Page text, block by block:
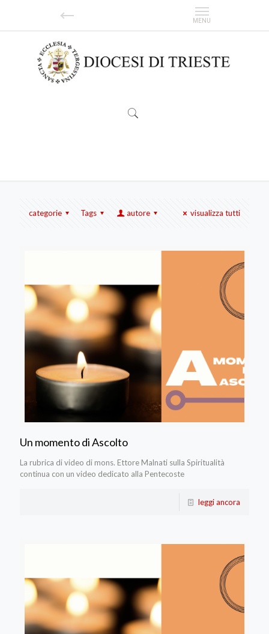
categorie Tags autore visualizza tutti
Un momento di Ascolto
La rubrica di video di mons. Ettore Malnati sulla Spiritualità
continua con un video dedicato alla Pentecoste
leggi ancora